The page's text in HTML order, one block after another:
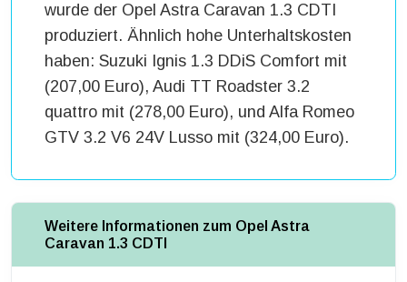
wurde der Opel Astra Caravan 1.3 CDTI
produziert. Ähnlich hohe Unterhaltskosten
haben: Suzuki Ignis 1.3 DDiS Comfort mit
(207,00 Euro), Audi TT Roadster 3.2
quattro mit (278,00 Euro), und Alfa Romeo
GTV 3.2 V6 24V Lusso mit (324,00 Euro).
Weitere Informationen zum Opel Astra
Caravan 1.3 CDTI